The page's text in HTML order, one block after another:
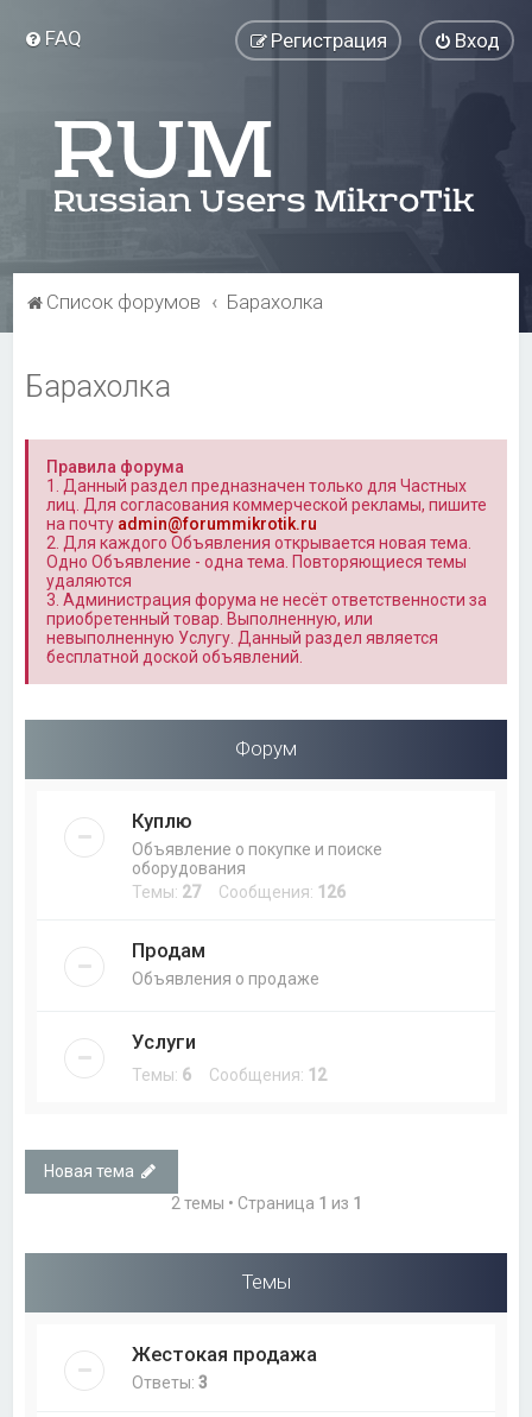
FAQ Вход
Регистрация
Список форумов Барахолка
Барахолка
Правила форума
1. Данный раздел предназначен только для Частных
лиц. Для согласования коммерческой рекламы, пишите
на почту admin@forummikrotik.ru
2. Для каждого Объявления открывается новая тема.
Одно Объявление - одна тема. Повторяющиеся темы
удаляются
3. Администрация форума не несёт ответственности за
приобретенный товар. Выполненную, или
невыполненную Услугу. Данный раздел является
бесплатной доской объявлений.
Форум
Куплю
Объявление о покупке и поиске
оборудования
Темы: 27Сообщения: 126
Продам
Объявления о продаже
Услуги
Темы: 6 Сообщения: 12
Новая тема
2 темы • Страница 1 из 1
Темы
Жестокая продажа
Ответы:3